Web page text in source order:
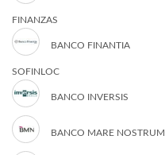
FINANZAS
BANCO FINANTIA
SOFINLOC
BANCO INVERSIS
BANCO MARE NOSTRUM